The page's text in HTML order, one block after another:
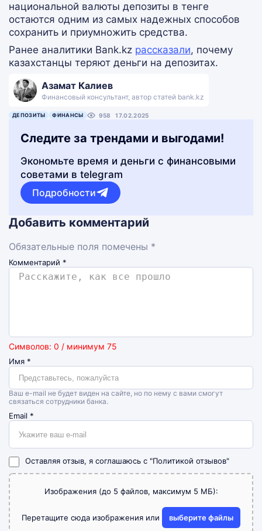
национальной валюты депозиты в тенге
остаются одним из самых надежных способов
сохранить и приумножить средства.
Ранее аналитики Bank.kz рассказали, почему
казахстанцы теряют деньги на депозитах.
Азамат Калиев
Финансовый консультант, автор статей bank.kz
ДЕПОЗИТЫ ФИНАНСЫ 958 17.02.2025
Следите за трендами и выгодами!
Экономьте время и деньги с финансовыми
советами в telegram
Подробности
Добавить комментарий
Обязательные поля помечены *
Комментарий *
Символов: 0 / минимум 75
Имя *
Ваш e-mail не будет виден на сайте, но по нему с вами смогут
связаться сотрудники банка.
Email *
Оставляя отзыв, я соглашаюсь с "Политикой отзывов"
Изображения (до 5 файлов, максимум 5 МБ):
Перетащите сюда изображения или выберите файлы